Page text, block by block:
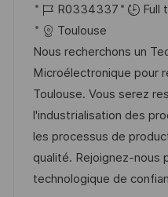
o
c
a
t
i
o
n
J
o
b
I
d
R0334337 Full
Toulouse
Nous recherchons un
Microélectronique pour
Toulouse. Vous serez
l'industrialisation des
les processus de
qualité. Rejoignez-nous
technologique de